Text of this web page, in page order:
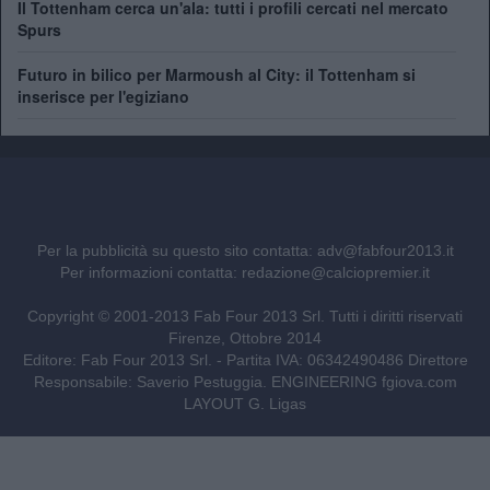
Il Tottenham cerca un'ala: tutti i profili cercati nel mercato
Spurs
Futuro in bilico per Marmoush al City: il Tottenham si
inserisce per l'egiziano
Per la pubblicità su questo sito contatta: adv@fabfour2013.it
Per informazioni contatta: redazione@calciopremier.it
Copyright © 2001-2013 Fab Four 2013 Srl. Tutti i diritti riservati
Firenze, Ottobre 2014
Editore: Fab Four 2013 Srl. - Partita IVA: 06342490486 Direttore
Responsabile: Saverio Pestuggia. ENGINEERING fgiova.com
LAYOUT G. Ligas